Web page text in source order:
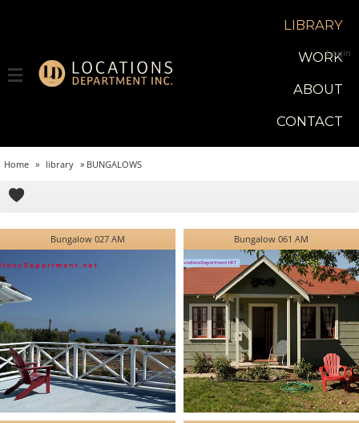
LIBRARY
WORK
ABOUT
CONTACT
Home » library » BUNGALOWS
Bungalow 027 AM Bungalow 061 AM
Login